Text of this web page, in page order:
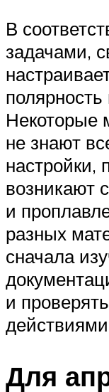
В
задачами,
Некоторые
не знают
настройки,
возникают
и
разных
сначала
и
Для